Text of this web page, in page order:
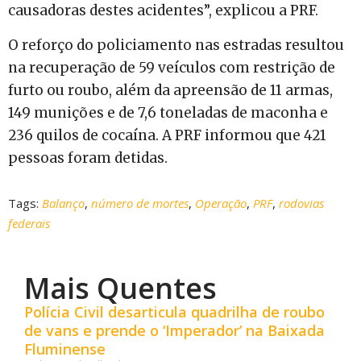
causadoras destes acidentes”, explicou a PRF.
O reforço do policiamento nas estradas resultou
na recuperação de 59 veículos com restrição de
furto ou roubo, além da apreensão de 11 armas,
149 munições e de 7,6 toneladas de maconha e
236 quilos de cocaína. A PRF informou que 421
pessoas foram detidas.
Tags: Balanço, número de mortes, Operação, PRF, rodovias
federais
Mais Quentes
Polícia Civil desarticula quadrilha de roubo
de vans e prende o ‘Imperador’ na Baixada
Fluminense